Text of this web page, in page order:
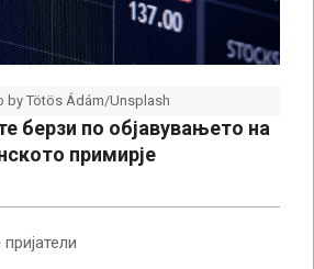
by Tötös Ádám/Unsplash
берзи по објавувањето на
примирје